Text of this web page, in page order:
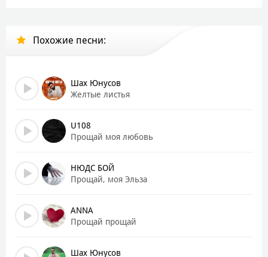
Похожие песни:
Шах Юнусов
Желтые листья
U108
Прощай моя любовь
НЮДС БОЙ
Прощай, моя Эльза
ANNA
Прощай прощай
Шах Юнусов